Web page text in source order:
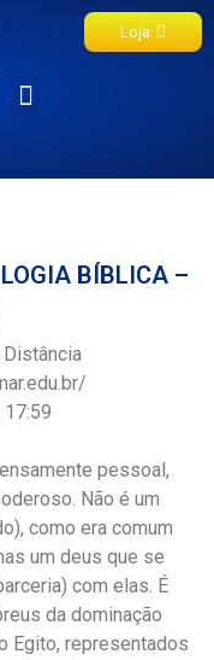
Loja
BÍBLICA –
pessoal,
Não é um
como era comum
um deus que se
com elas. É
da dominação
Egito, representados